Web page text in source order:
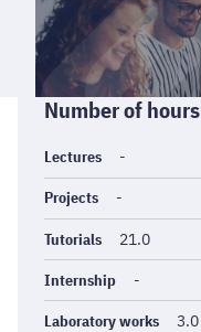
Informations
générales
Number of hours
Lectures -
Projects -
Tutorials 21.0
Internship -
Laboratory works 3.0